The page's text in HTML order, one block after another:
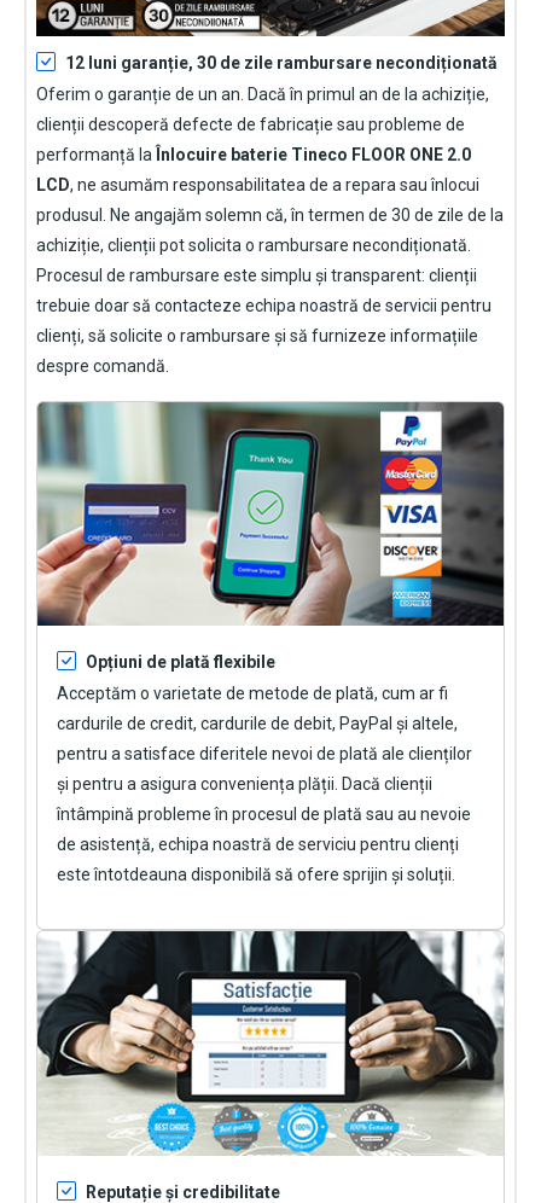
12 luni garanție, 30 de zile rambursare necondiționată
Oferim o garanție de un an. Dacă în primul an de la achiziție,
clienții descoperă defecte de fabricație sau probleme de
performanță la Înlocuire baterie Tineco FLOOR ONE 2.0
LCD, ne asumăm responsabilitatea de a repara sau înlocui
produsul. Ne angajăm solemn că, în termen de 30 de zile de la
achiziție, clienții pot solicita o rambursare necondiționată.
Procesul de rambursare este simplu și transparent: clienții
trebuie doar să contacteze echipa noastră de servicii pentru
clienți, să solicite o rambursare și să furnizeze informațiile
despre comandă.
Opțiuni de plată flexibile
Acceptăm o varietate de metode de plată, cum ar fi
cardurile de credit, cardurile de debit, PayPal și altele,
pentru a satisface diferitele nevoi de plată ale clienților
și pentru a asigura conveniența plății. Dacă clienții
întâmpină probleme în procesul de plată sau au nevoie
de asistență, echipa noastră de serviciu pentru clienți
este întotdeauna disponibilă să ofere sprijin și soluții.
Reputație și credibilitate